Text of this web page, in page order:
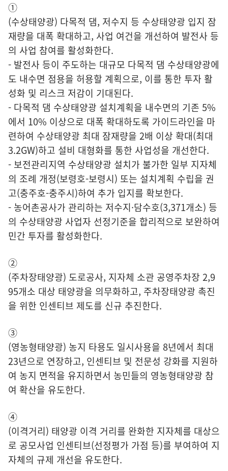
①
(수상태양광) 다목적 댐, 저수지 등 수상태양광 입지 잠
재량을 대폭 확대하고, 사업 여건을 개선하여 발전사 등
의 사업 참여를 활성화한다.
- 발전사 등이 주도하는 대규모 다목적 댐 수상태양광에
도 내수면 점용을 허용할 계획으로, 이를 통한 투자 활
성화 및 리스크 저감이 기대된다.
- 다목적 댐 수상태양광 설치계획을 내수면의 기존 5%
에서 10% 이상으로 대폭 확대하도록 가이드라인을 마
련하여 수상태양광 최대 잠재량을 2배 이상 확대(최대
3.2GW)하고 설비 대형화를 통한 사업성을 개선한다.
- 보전관리지역 수상태양광 설치가 불가한 일부 지자체
의 조례 개정(보령호-보령시) 또는 설치계획 수립을 권
고(충주호-충주시)하여 추가 입지를 확보한다.
- 농어촌공사가 관리하는 저수지·담수호(3,371개소) 등
의 수상태양광 사업자 선정기준을 합리적으로 보완하여
민간 투자를 활성화한다.
②
(주차장태양광) 도로공사, 지자체 소관 공영주차장 2,9
95개소 대상 태양광을 의무화하고, 주차장태양광 촉진
을 위한 인센티브 제도를 신규 추진한다.
③
(영농형태양광) 농지 타용도 일시사용을 8년에서 최대
23년으로 연장하고, 인센티브 및 전문성 강화를 지원하
여 농지 면적을 유지하면서 농민들의 영농형태양광 참
여 확산을 유도한다.
④
(이격거리) 태양광 이격 거리를 완화한 지자체를 대상으
로 공모사업 인센티브(선정평가 가점 등)를 부여하여 지
자체의 규제 개선을 유도한다.